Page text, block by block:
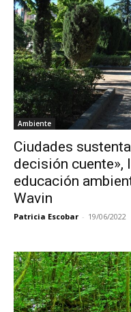
Ambiente
Ciudades
decisión cuente»,
educación
Wavin
Patricia Escobar - 19/06/2022